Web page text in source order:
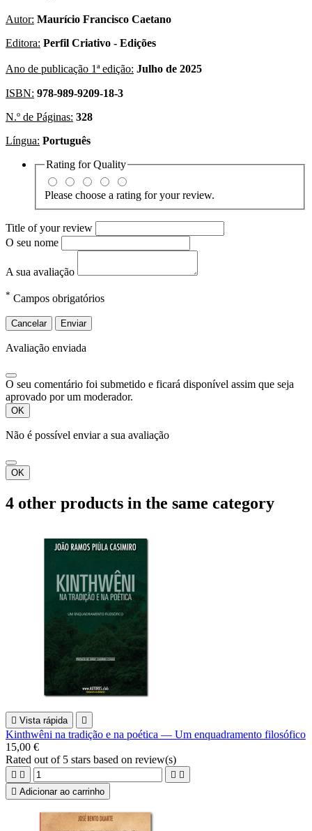
Autor: Maurício Francisco Caetano
Editora: Perfil Criativo - Edições
Ano de publicação 1ª edição: Julho de 2025
ISBN: 978-989-9209-18-3
N.º de Páginas: 328
Língua: Português
Rating forQuality
Please choose a rating for your review.
Title of your review
O seu nome
A sua avaliação
* Campos obrigatórios
Cancelar Enviar
Avaliação enviada
O seu comentário foi submetido e ficará disponível assim que seja
aprovado por um moderador.
OK
Não é possível enviar a sua avaliação
OK
4 other products in the same category
 Vista rápida 
Kinthwêni na tradição e na poética — Um enquadramento filosófico
15,00 €
Rated out of 5 stars based on review(s)
   
 Adicionar ao carrinho